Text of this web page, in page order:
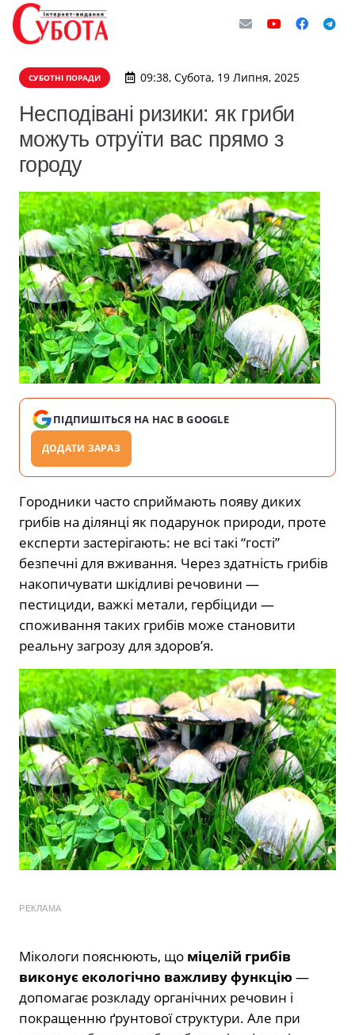
СУБОТНІ ПОРАДИ 09:38, Субота, 19 Липня, 2025
Несподівані ризики: як гриби
можуть отруїти вас прямо з
городу
ПІДПИШІТЬСЯ НА НАС В GOOGLE
ДОДАТИ ЗАРАЗ
Городники часто сприймають появу диких
грибів на ділянці як подарунок природи, проте
експерти застерігають: не всі такі “гості”
безпечні для вживання. Через здатність грибів
накопичувати шкідливі речовини —
пестициди, важкі метали, гербіциди —
споживання таких грибів може становити
реальну загрозу для здоров’я.
РЕКЛАМА
Мікологи пояснюють, що міцелій грибів
виконує екологічно важливу функцію—
допомагає розкладу органічних речовин і
покращенню ґрунтової структури. Але при